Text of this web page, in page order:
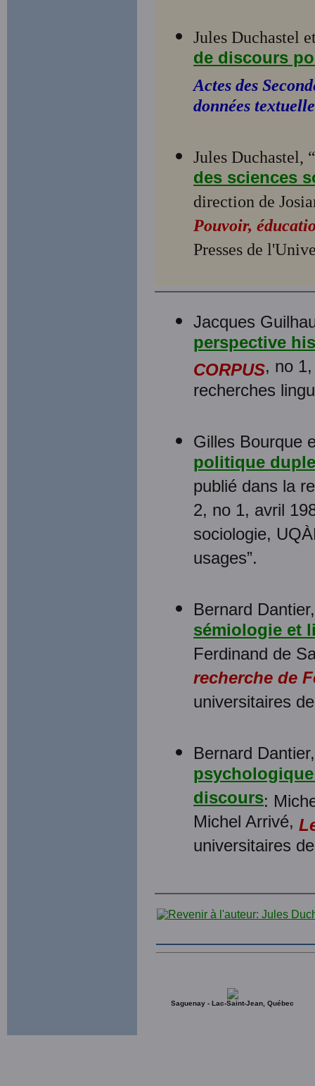
Jules Duchastel
de discours
Actes des
données
Jules Duchastel, “
des sciences
direction de
Pouvoir,
Presses de
Jacques
perspective
CORPUS, no
recherches
Gilles Bourque
politique
publié dans la
2, no 1, avril
sociologie,
usages”.
Bernard
sémiologie et
Ferdinand de
recherche de
universitaires
Bernard
discours:
Michel Arrivé,
universitaires
Saguenay - Lac-Saint-Jean, Québec